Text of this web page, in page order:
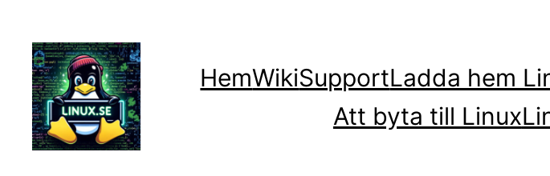
innehåll
HemWikiSupportLadda hem
Att byta till Linux